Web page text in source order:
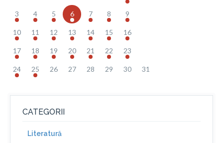
3 4 5 6 7 8 9
10 11 12 13 14 15 16
17 18 19 20 21 22 23
24 25 26 27 28 29 30 31
CATEGORII
Literatură